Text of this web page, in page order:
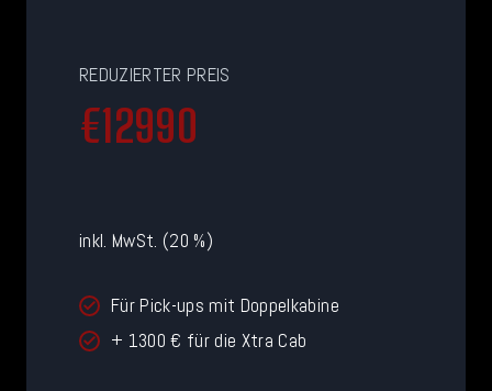
REDUZIERTER PREIS
€
1
0
€12990
inkl. MwSt. (20 %)
Für Pick-ups mit Doppelkabine
+ 1300 € für die Xtra Cab